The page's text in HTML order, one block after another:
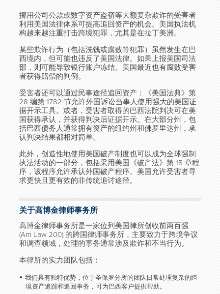
挪用公司公款或数字资产盗窃等大额复杂欺诈的受害者
利用美国法律体系可提高追回资产的机会。美国执法机
构越来越注重打击跨境犯罪，尤其是在拉丁美洲。
某些欺诈行为（包括洗钱或腐败等犯罪）虽然发生在巴
西境内，但可能也违反了美国法律。如果上报美国司法
部，则可能导致银行账户冻结。美国最近也有腐败受害
者获得赔偿的判例。
受害者还可以通过民事途径追回资产：《美国法典》第
28 编第 1782 节允许外国诉讼当事人使用强大的美国证
据开示工具。或者，受害者取得的巴西法院判决可在美
国获得承认，并获得判决后证据开示。在大部分州，包
括巴西债务人通常拥有资产的纽约州和佛罗里达州，承
认判决结果都相对简单。
此外，创造性地使用美国破产制度也可以成为全球强制
执法活动的一部分，包括采用美国《破产法》第 15 章程
序，该程序允许承认外国破产程序。美国允许受害者寻
求更快且更有效的非传统追讨途径。
关于高博金律师事务所
高博金律师事务所是一家位列美国律所创收前两百强
(Am Law 200) 的跨国律师事务所，主要致力于跨境争议
和调查领域，处理的事务通常涉及欺诈和不当行为。
本律所的实力团队包括：
我们具有独特优势，位于圣保罗分所的团队日常处理复杂的跨
境资产追踪和追回事务，可为巴西客户提供帮助。